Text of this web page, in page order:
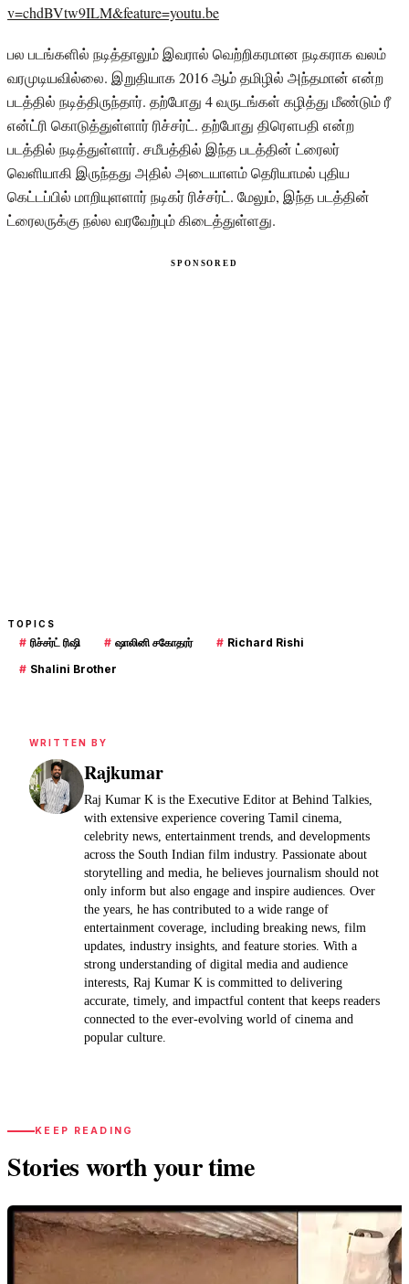
v=chdBVtw9ILM&feature=youtu.be
பல படங்களில் நடித்தாலும் இவரால் வெற்றிகரமான நடிகராக வலம்
வரமுடியவில்லை. இறுதியாக 2016 ஆம் தமிழில் அந்தமான் என்ற
படத்தில் நடித்திருந்தார். தற்போது 4 வருடங்கள் கழித்து மீண்டும் ரீ
என்ட்ரி கொடுத்துள்ளார் ரிச்சர்ட். தற்போது திரௌபதி என்ற
படத்தில் நடித்துள்ளார். சமீபத்தில் இந்த படத்தின் ட்ரைலர்
வெளியாகி இருந்தது அதில் அடையாளம் தெரியாமல் புதிய
கெட்டப்பில் மாறியுளளார் நடிகர் ரிச்சர்ட். மேலும், இந்த படத்தின்
ட்ரைலருக்கு நல்ல வரவேற்பும் கிடைத்துள்ளது.
TOPICS
# ரிச்சர்ட் ரிஷி # ஷாலினி சகோதரர் # Richard Rishi
# Shalini Brother
WRITTEN BY
Rajkumar
Raj Kumar K is the Executive Editor at Behind Talkies,
with extensive experience covering Tamil cinema,
celebrity news, entertainment trends, and developments
across the South Indian film industry. Passionate about
storytelling and media, he believes journalism should not
only inform but also engage and inspire audiences. Over
the years, he has contributed to a wide range of
entertainment coverage, including breaking news, film
updates, industry insights, and feature stories. With a
strong understanding of digital media and audience
interests, Raj Kumar K is committed to delivering
accurate, timely, and impactful content that keeps readers
connected to the ever-evolving world of cinema and
popular culture.
KEEP READING
Stories worth your time